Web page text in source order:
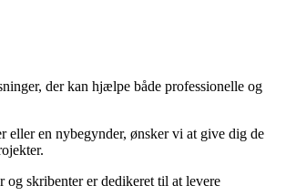
der kan hjælpe både professionelle og
eller en nybegynder, ønsker vi at give dig de
og skribenter er dedikeret til at levere